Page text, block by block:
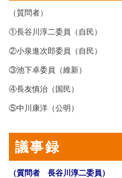
（質問者）
①長谷川淳二委員（自民）
②小泉進次郎委員（自民）
③池下卓委員（維新）
④長友慎治（国民）
⑤中川康洋（公明）
議事録
（質問者 長谷川淳二委員）